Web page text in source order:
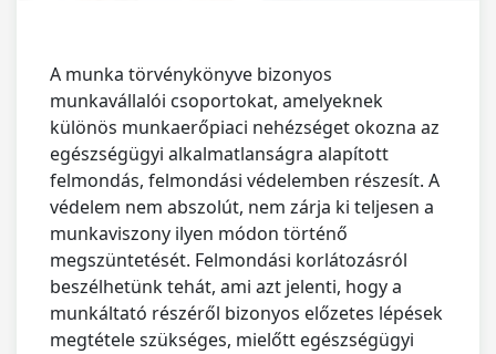
A munka törvénykönyve bizonyos
munkavállalói csoportokat, amelyeknek
különös munkaerőpiaci nehézséget okozna az
egészségügyi alkalmatlanságra alapított
felmondás, felmondási védelemben részesít. A
védelem nem abszolút, nem zárja ki teljesen a
munkaviszony ilyen módon történő
megszüntetését. Felmondási korlátozásról
beszélhetünk tehát, ami azt jelenti, hogy a
munkáltató részéről bizonyos előzetes lépések
megtétele szükséges, mielőtt egészségügyi